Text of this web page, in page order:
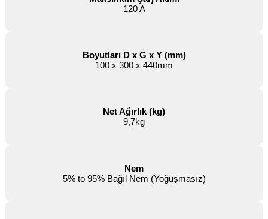
120 A
Boyutları D x G x Y (mm)
100 x 300 x 440mm
Net Ağırlık (kg)
9,7kg
Nem
5% to 95% Bağıl Nem (Yoğuşmasız)